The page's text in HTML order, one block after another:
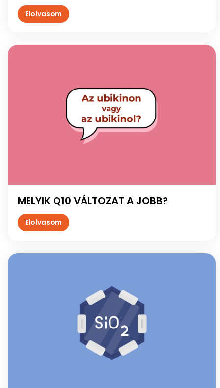
MELYIK Q10 VÁLTOZAT A JOBB?